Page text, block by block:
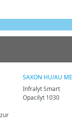
SAXON HU/AU
Infralyt Smart
Opacilyt 1030